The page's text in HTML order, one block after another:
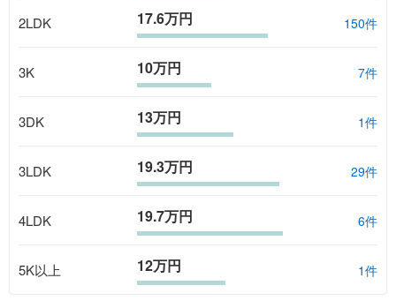
2LDK 17.6万円 150件
3K 10万円 7件
3DK 13万円 1件
3LDK 19.3万円 29件
4LDK 19.7万円 6件
5K以上 12万円 1件